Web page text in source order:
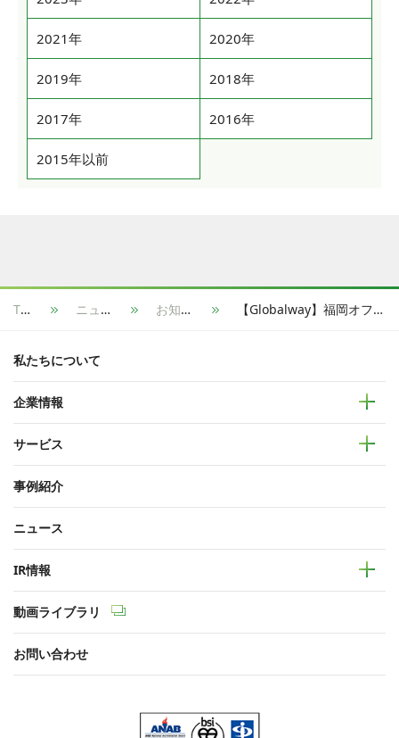
2021年 2020年
2019年 2018年
2017年 2016年
2015年以前
TOP ニュース お知らせ 【Globalway】福岡オフィス開設のお知らせ
私たちについて
企業情報
サービス
事例紹介
ニュース
IR情報
動画ライブラリ
お問い合わせ